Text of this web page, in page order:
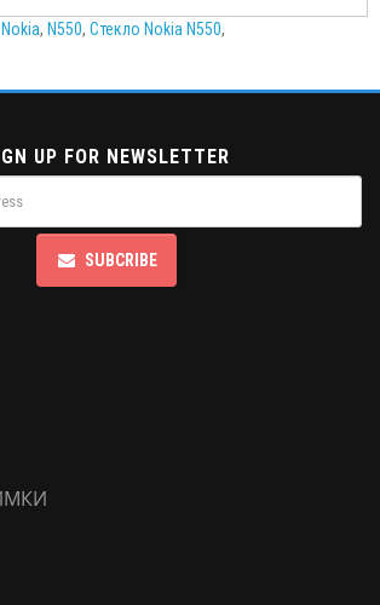
Nokia, N550, Стекло Nokia N550,
UP FOR NEWSLETTER
SUBCRIBE